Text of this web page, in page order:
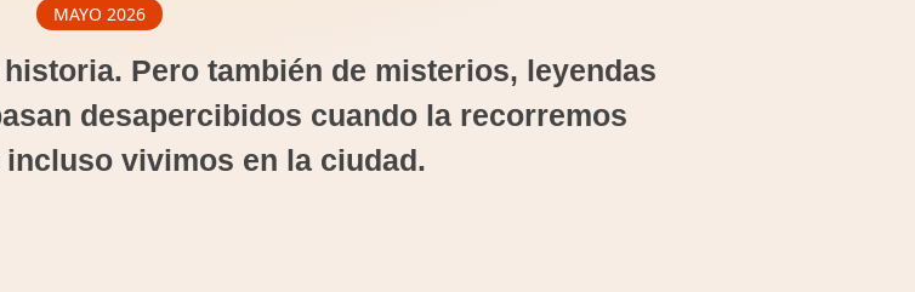
MAYO 2026
Pero también de misterios, leyendas
desapercibidos cuando la recorremos
vivimos en la ciudad.